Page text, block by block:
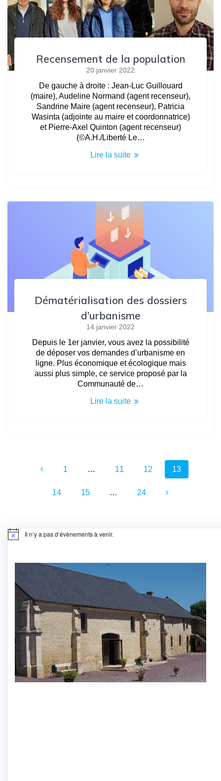
Recensement de la population
20 janvier 2022
De gauche à droite : Jean-Luc Guillouard
(maire), Audeline Normand (agent recenseur),
Sandrine Maire (agent recenseur), Patricia
Wasinta (adjointe au maire et coordonnatrice)
et Pierre-Axel Quinton (agent recenseur)
(©A.H./Liberté Le…
Lire la suite
Dématérialisation des dossiers
d’urbanisme
14 janvier 2022
Depuis le 1er janvier, vous avez la possibilité
de déposer vos demandes d’urbanisme en
ligne. Plus économique et écologique mais
aussi plus simple, ce service proposé par la
Communauté de…
Lire la suite
articles
Page
1 … Page
11 Page
12 Page
13
Page
14 Page
15 … Page
24
Notice Il n’y a pas d’évènements à venir.